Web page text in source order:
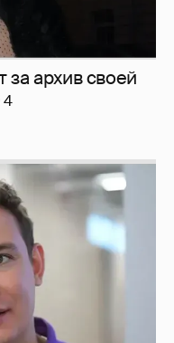
за архив своей
4